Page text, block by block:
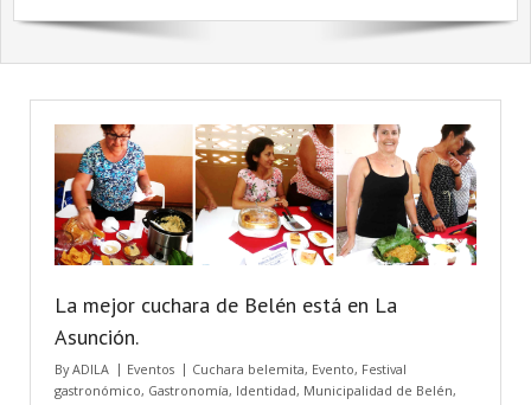
La mejor cuchara de Belén está en La
Asunción.
ByADILA Eventos Cuchara belemita, Evento, Festival
gastronómico, Gastronomía, Identidad, Municipalidad de Belén,